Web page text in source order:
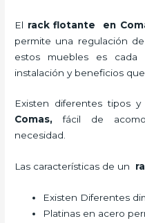
El rack flotante en
permite una regulación
estos muebles es
instalación y beneficios que
Existen diferentes tipos
Comas, fácil de
necesidad.
Las características de un
Existen Diferentes
Platinas en acero